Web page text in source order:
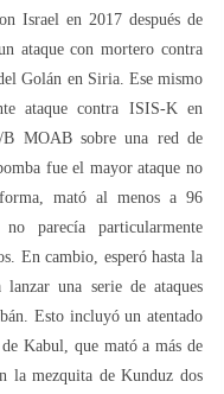
Israel en 2017 después de
ataque con mortero contra
Golán en Siria. Ese mismo
ataque contra ISIS-K en
B MOAB sobre una red de
fue el mayor ataque no
mató al menos a 96
parecía particularmente
En cambio, esperó hasta la
lanzar una serie de ataques
Esto incluyó un atentado
Kabul, que mató a más de
la mezquita de Kunduz dos